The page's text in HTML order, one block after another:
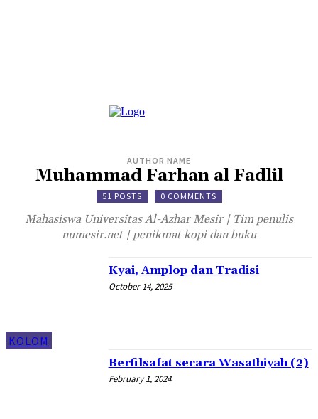
AUTHOR NAME
Muhammad Farhan al Fadlil
51 POSTS 0 COMMENTS
Mahasiswa Universitas Al-Azhar Mesir | Tim penulis
numesir.net | penikmat kopi dan buku
KOLOM
Kyai, Amplop dan Tradisi
October 14, 2025
Berfilsafat secara Wasathiyah (2)
February 1, 2024